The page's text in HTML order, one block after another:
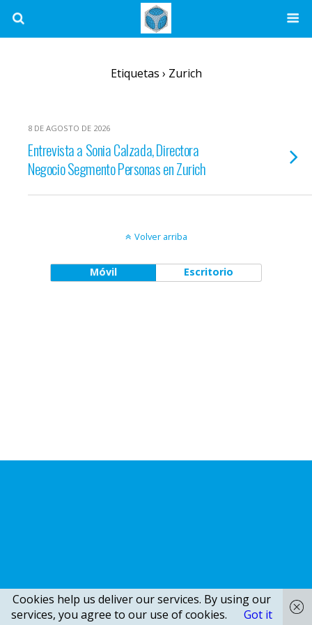
Etiquetas › Zurich
8 DE AGOSTO DE 2026
Entrevista a Sonia Calzada, Directora
Negocio Segmento Personas en Zurich
Volver arriba
Móvil Escritorio
Cookies help us deliver our services. By using our
services, you agree to our use of cookies.
Got it